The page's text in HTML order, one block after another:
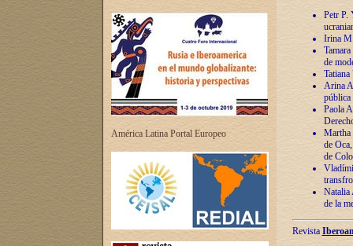
América Latina Portal Europeo
Petr P.
Irina
de
Arina
pública
Paola
Martha
de
de
Natalia
de la
Revista